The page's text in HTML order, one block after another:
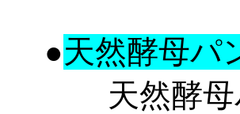
●天然酵母パ
天然酵